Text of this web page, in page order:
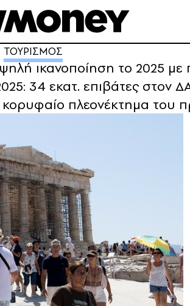
ΤΟΥΡΙΣΜΟΣ
ικανοποίηση το 2025 με
34 εκατ. επιβάτες στον
πλεονέκτημα του